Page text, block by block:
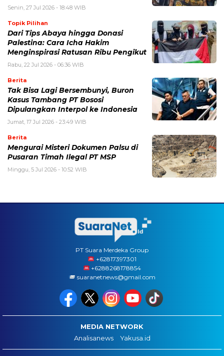
Senin, 27 Jul 2026 - 18:48 WIB
Topik Pilihan
Dari Tips Abaya hingga Donasi
Palestina: Cara Icha Hakim
Menginspirasi Ratusan Ribu Pengikut
Rabu, 22 Jul 2026 - 06:36 WIB
Berita
Tak Bisa Lagi Bersembunyi, Buron
Kasus Tambang PT Bososi
Dipulangkan Interpol ke Indonesia
Jumat, 17 Jul 2026 - 23:49 WIB
Berita
Mengurai Misteri Dokumen Palsu di
Pusaran Timah Ilegal PT MSP
Minggu, 5 Jul 2026 - 10:52 WIB
PT Suara Merdeka Group
‪+62817397301
+6288268178854
suaranetnews@gmail.com
MEDIA NETWORK
Analisanews
Yakusa.id